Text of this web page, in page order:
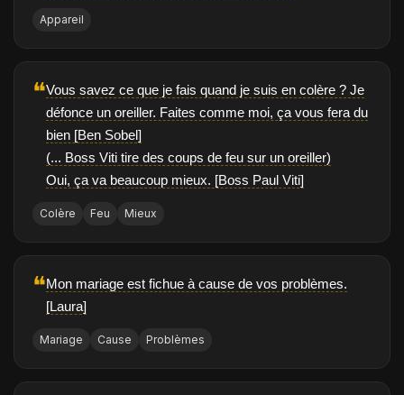
Appareil
❝Vous savez ce que je fais quand je suis en colère ? Je
défonce un oreiller. Faites comme moi, ça vous fera du
bien [Ben Sobel]
(... Boss Viti tire des coups de feu sur un oreiller)
Oui, ça va beaucoup mieux. [Boss Paul Viti]
Colère Feu Mieux
❝Mon mariage est fichue à cause de vos problèmes.
[Laura]
Mariage Cause Problèmes